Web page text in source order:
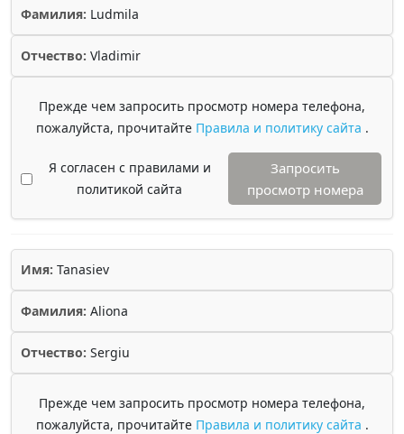
Фамилия: Ludmila
Отчество: Vladimir
Прежде чем запросить просмотр номера телефона,
пожалуйста, прочитайте Правила и политику сайта .
Я согласен с правилами и
политикой сайта
Запросить
просмотр номера
Имя: Tanasiev
Фамилия: Aliona
Отчество: Sergiu
Прежде чем запросить просмотр номера телефона,
пожалуйста, прочитайте Правила и политику сайта .